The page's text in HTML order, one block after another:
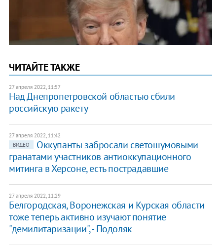
ЧИТАЙТЕ ТАКЖЕ
27 апреля 2022, 11:57
Над Днепропетровской областью сбили
российскую ракету
27 апреля 2022, 11:42
ВИДЕО
Оккупанты забросали светошумовыми
гранатами участников антиоккупационного
митинга в Херсоне, есть пострадавшие
27 апреля 2022, 11:29
Белгородская, Воронежская и Курская области
тоже теперь активно изучают понятие
"демилитаризации", - Подоляк